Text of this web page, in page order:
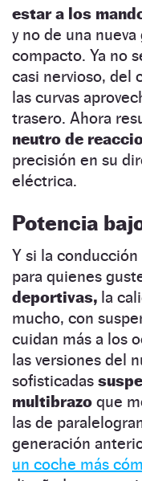
estar a los
y no de una
compacto. Ya no
casi nervioso, del
las curvas
trasero. Ahora
neutro de
precisión en su
eléctrica.
Potencia
Y si la
para quienes
deportivas, la
mucho, con
cuidan más a los
las versiones del
sofisticadas
multibrazo que
las de
generación
un coche más